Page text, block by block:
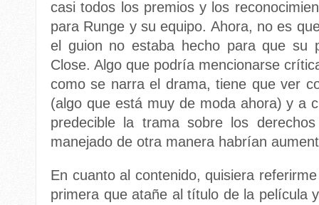
casi todos los premios y los
para Runge y su equipo. Ahora, no es
el guion no estaba hecho para que su
Close. Algo que podría mencionarse
como se narra el drama, tiene que ver
(algo que está muy de moda ahora) y a
predecible la trama sobre los
manejado de otra manera habrían
En cuanto al contenido, quisiera
primera que atañe al título de la película